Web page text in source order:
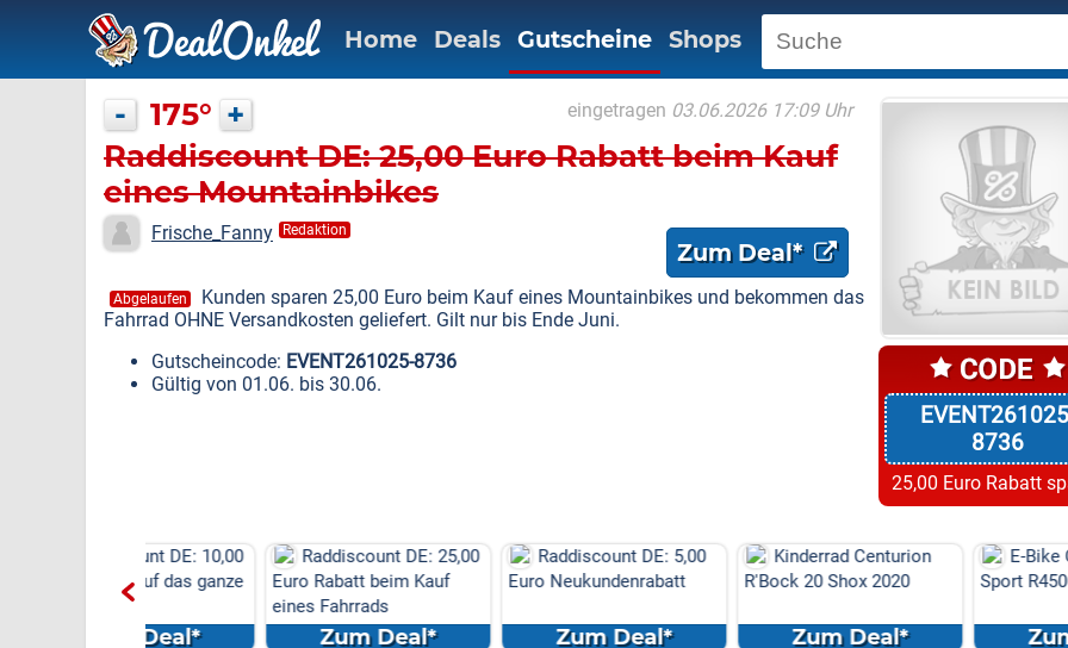
Home Deals Gutscheine Shops
8736
25,00 Euro Rabatt
- 175° + eingetragen 03.06.2026 17:09 Uhr
Raddiscount DE: 25,00 Euro Rabatt beim Kauf
eines Mountainbikes
Frische_Fanny Redaktion
Zum Deal*
Abgelaufen
Kunden sparen 25,00 Euro beim Kauf eines Mountainbikes und bekommen das
Fahrrad OHNE Versandkosten geliefert. Gilt nur bis Ende Juni.
Gutscheincode: EVENT261025-8736
Gültig von 01.06. bis 30.06.
auf das ganze
Raddiscount DE: 25,00
Euro Rabatt beim Kauf
eines Fahrrads
Zum Deal*
Raddiscount DE: 5,00
Euro Neukundenrabatt
Zum Deal*
Kinderrad Centurion
R'Bock 20 Shox 2020
Zum Deal*
E-Bike Centurion E-
Sport R4500I DX 2018
Zum Deal*